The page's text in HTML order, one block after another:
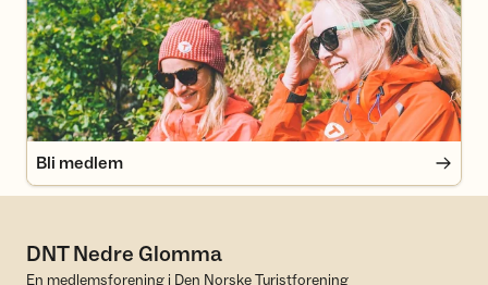
Bli medlem
DNT Nedre Glomma
En medlemsforening i Den Norske Turistforening